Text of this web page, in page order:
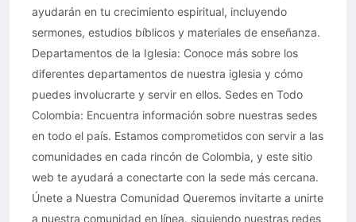
ayudarán en tu crecimiento espiritual, incluyendo
sermones, estudios bíblicos y materiales de enseñanza.
Departamentos de la Iglesia: Conoce más sobre los
diferentes departamentos de nuestra iglesia y cómo
puedes involucrarte y servir en ellos. Sedes en Todo
Colombia: Encuentra información sobre nuestras sedes
en todo el país. Estamos comprometidos con servir a las
comunidades en cada rincón de Colombia, y este sitio
web te ayudará a conectarte con la sede más cercana.
Únete a Nuestra Comunidad Queremos invitarte a unirte
a nuestra comunidad en línea, siguiendo nuestras redes